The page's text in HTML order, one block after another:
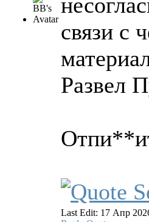
связи с
Развел
Last Edit: 17 Апр